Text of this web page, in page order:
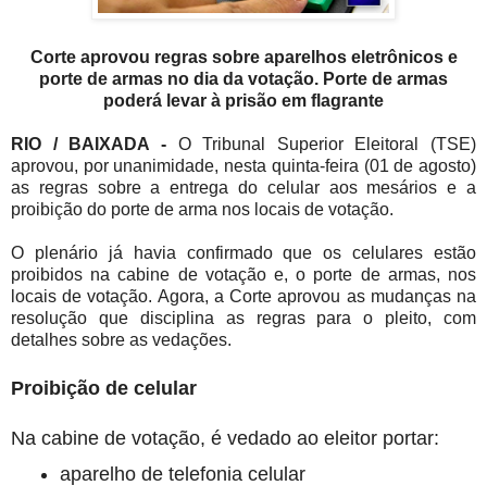
Corte aprovou regras sobre aparelhos eletrônicos e
porte de armas no dia da votação. Porte de armas
poderá levar à prisão em flagrante
RIO / BAIXADA - O Tribunal Superior Eleitoral (TSE)
aprovou, por unanimidade, nesta quinta-feira (01 de agosto)
as regras sobre a entrega do celular aos mesários e a
proibição do porte de arma nos locais de votação.
O plenário já havia confirmado que os celulares estão
proibidos na cabine de votação e, o porte de armas, nos
locais de votação. Agora, a Corte aprovou as mudanças na
resolução que disciplina as regras para o pleito, com
detalhes sobre as vedações.
Proibição de celular
Na cabine de votação, é vedado ao eleitor portar:
aparelho de telefonia celular